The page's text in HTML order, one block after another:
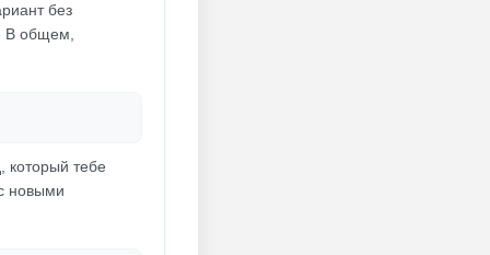
без
В общем,
который тебе
новыми